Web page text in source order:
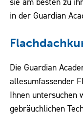
in der Guardian
Die Guardian
allesumfassender
Ihnen untersuchen
gebräuchlichen